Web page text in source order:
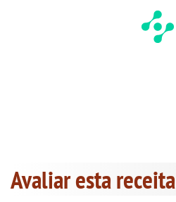
Avaliar esta receita